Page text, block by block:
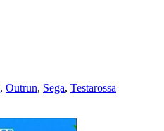
, Outrun, Sega, Testarossa